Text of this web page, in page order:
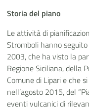
Storia del piano
Le attività di
Stromboli hanno
2003, che ha visto la
Regione Siciliana, della
Comune di Lipari e che
nell’agosto 2015, del
eventi vulcanici di